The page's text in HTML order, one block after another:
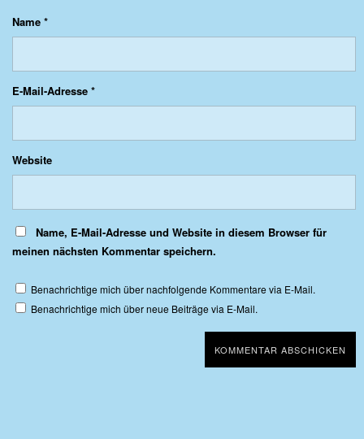
Name *
E-Mail-Adresse *
Website
Name, E-Mail-Adresse und Website in diesem Browser für
meinen nächsten Kommentar speichern.
Benachrichtige mich über nachfolgende Kommentare via E-Mail.
Benachrichtige mich über neue Beiträge via E-Mail.